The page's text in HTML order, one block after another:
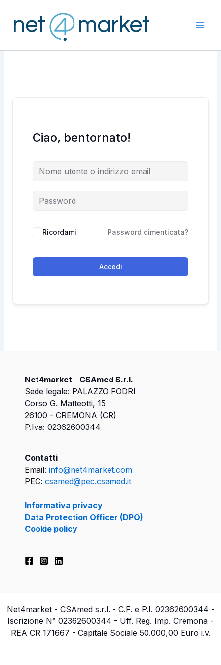
contenuto
Ciao, bentornato!
Ricordami Password dimenticata?
Accedi
Net4market - CSAmed S.r.l.
Sede legale: PALAZZO FODRI
Corso G. Matteotti, 15
26100 - CREMONA (CR)
P.Iva: 02362600344
Contatti
Email: info@net4market.com
PEC: csamed@pec.csamed.it
Informativa privacy
Data Protection Officer (DPO)
Cookie policy
Net4market - CSAmed s.r.l. - C.F. e P.I. 02362600344 -
Iscrizione N° 02362600344 - Uff. Reg. Imp. Cremona -
REA CR 171667 - Capitale Sociale 50.000,00 Euro i.v.